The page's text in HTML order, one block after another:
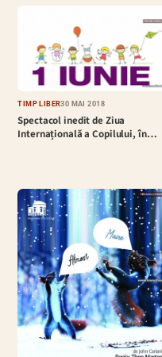
TIMP LIBER30 MAI 2018
Spectacol inedit de Ziua
Internațională a Copilului, în…